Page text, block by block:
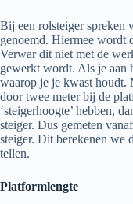
Bij een rolsteiger spreken
genoemd. Hiermee wordt
Verwar dit niet met de
gewerkt wordt. Als je aan
waarop je je kwast houdt.
door twee meter bij de
‘steigerhoogte’ hebben,
steiger. Dus gemeten
steiger. Dit berekenen we
tellen.
Platformlengte